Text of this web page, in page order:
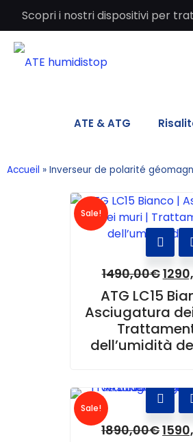
Scopri i nostri dispositivi per
ATE & ATG
Accueil » Inverseur de polarité
Sale!
1490,00€
ATG LC15
Asciugatura
dell’umidità
Sale!
1890,00€